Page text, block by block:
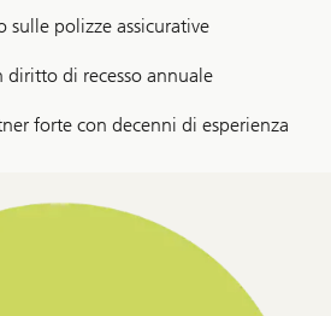
polizze assicurative
di recesso annuale
forte con decenni di esperienza